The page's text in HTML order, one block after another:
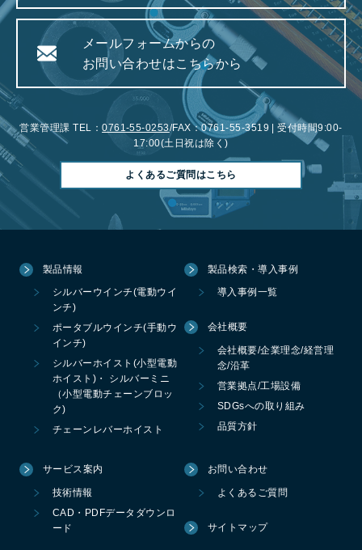
メールフォームからの
お問い合わせはこちらから
営業管理課 TEL：0761-55-0253/FAX：0761-55-3519 | 受付時間9:00-
17:00(土日祝は除く)
よくあるご質問はこちら
製品情報
シルバーウインチ(電動ウイ
ンチ)
ポータブルウインチ(手動ウ
インチ)
シルバーホイスト(小型電動
ホイスト)・ シルバーミニ
（小型電動チェーンブロッ
ク)
チェーンレバーホイスト
製品検索・導入事例
導入事例一覧
会社概要
会社概要/企業理念/経営理
念/沿革
営業拠点/工場設備
SDGsへの取り組み
品質方針
サービス案内
技術情報
CAD・PDFデータダウンロ
ード
お問い合わせ
よくあるご質問
サイトマップ